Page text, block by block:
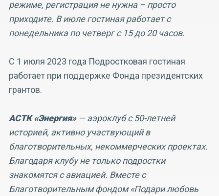
режиме, регистрация не нужна – просто
приходите. В июле гостиная работает с
понедельника по четверг с 15 до 20 часов.
С 1 июля 2023 года Подростковая гостиная
работает при поддержке Фонда президентских
грантов.
АСТК «Энергия»— аэроклуб с 50-летней
историей, активно участвующий в
благотворительных, некоммерческих проектах.
Благодаря клубу не только подростки
знакомятся с авиацией. Вместе с
Благотворительным фондом «Подари любовь